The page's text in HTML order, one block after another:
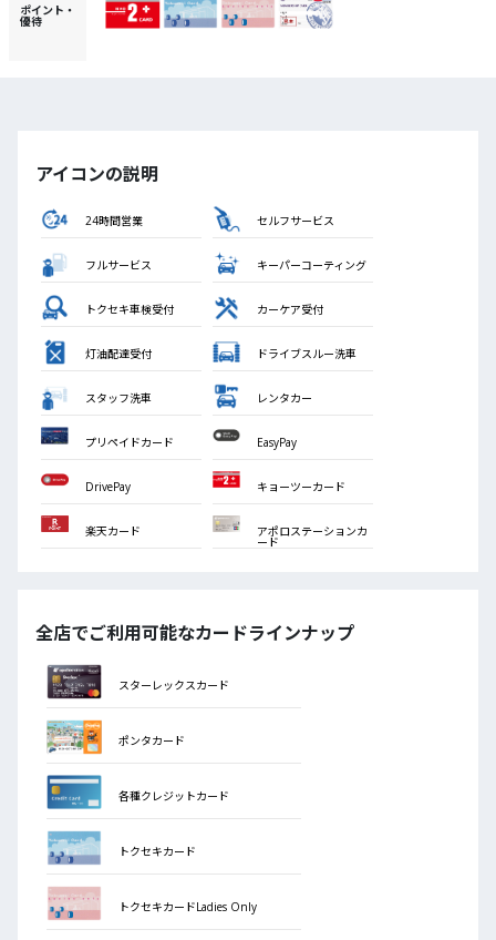
ポイント・
優待
アイコンの説明
24時間営業 セルフサービス
フルサービス キーパーコーティング
トクセキ車検受付 カーケア受付
灯油配達受付 ドライブスルー洗車
スタッフ洗車 レンタカー
プリペイドカード EasyPay
DrivePay キョーツーカード
楽天カード アポロステーションカ
ード
全店でご利用可能なカードラインナップ
スターレックスカード
ポンタカード
各種クレジットカード
トクセキカード
トクセキカードLadies Only